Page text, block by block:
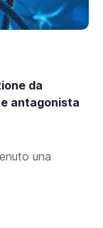
da
antagonista
una